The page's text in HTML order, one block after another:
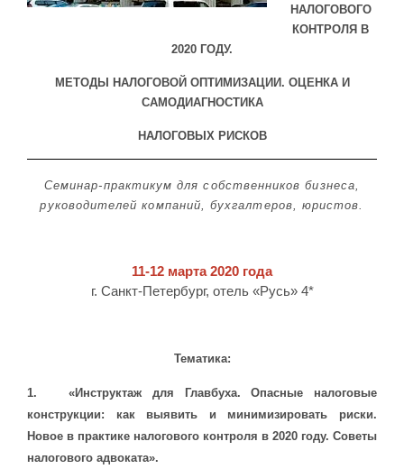
НАЛОГОВОГО
КОНТРОЛЯ В
2020 ГОДУ.
МЕТОДЫ НАЛОГОВОЙ ОПТИМИЗАЦИИ. ОЦЕНКА И
САМОДИАГНОСТИКА
НАЛОГОВЫХ РИСКОВ
Семинар-практикум для собственников бизнеса,
руководителей компаний, бухгалтеров, юристов.
11-12 марта 2020 года
г. Санкт-Петербург, отель «Русь» 4*
Тематика:
1. «Инструктаж для Главбуха. Опасные налоговые
конструкции: как выявить и минимизировать риски.
Новое в практике налогового контроля в 2020 году. Советы
налогового адвоката».